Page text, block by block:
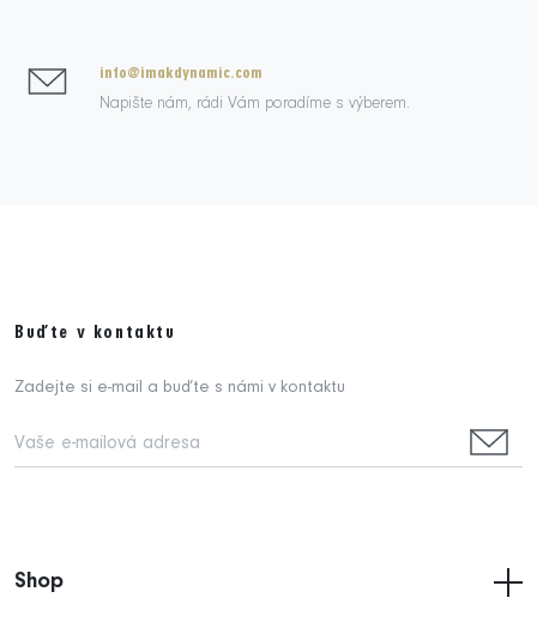
info@imakdynamic.com
Napište nám, rádi Vám poradíme s výberem.
Buďte v kontaktu
Zadejte si e-mail a buďte s námi v kontaktu
Shop